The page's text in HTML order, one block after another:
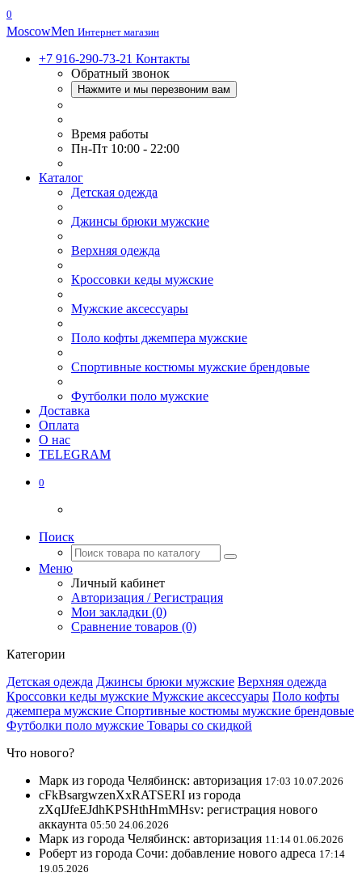
0
MoscowMen Интернет магазин
+7 916-290-73-21 Контакты
Обратный звонок
Нажмите и мы перезвоним вам
Время работы
Пн-Пт 10:00 - 22:00
Каталог
Детская одежда
Джинсы брюки мужские
Верхняя одежда
Кроссовки кеды мужские
Мужские аксессуары
Поло кофты джемпера мужские
Спортивные костюмы мужские брендовые
Футболки поло мужские
Доставка
Оплата
О нас
TELEGRAM
0
Поиск
Меню
Личный кабинет
Авторизация / Регистрация
Мои закладки (0)
Сравнение товаров (0)
Категории
Детская одежда Джинсы брюки мужские Верхняя одежда
Кроссовки кеды мужские Мужские аксессуары Поло кофты
джемпера мужские Спортивные костюмы мужские брендовые
Футболки поло мужские Товары со скидкой
Что нового?
Марк из города Челябинск: авторизация 17:03 10.07.2026
cFkBsargwzenXxRATSERI из города
zXqIJfeEJdhKPSHthHmMHsv: регистрация нового
аккаунта 05:50 24.06.2026
Марк из города Челябинск: авторизация 11:14 01.06.2026
Роберт из города Сочи: добавление нового адреса 17:14
19.05.2026